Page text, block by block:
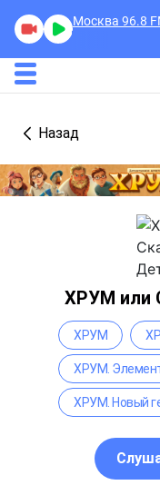
Москва 96.8
Назад
ХРУМ или
ХРУМ
ХРУМ.
ХРУМ. Новый